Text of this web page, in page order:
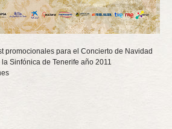
promocionales para el Concierto de Navidad
Sinfónica de Tenerife año 2011